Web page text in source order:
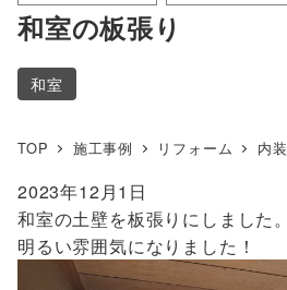
和室の板張り
和室
TOP 施工事例 リフォーム 内装
2023年12月1日
和室の土壁を板張りにしました。
明るい雰囲気になりました！